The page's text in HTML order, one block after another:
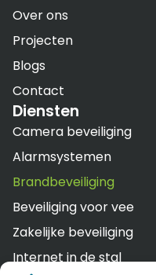
Over ons
Projecten
Blogs
Contact
Diensten
Camera beveiliging
Alarmsystemen
Brandbeveiliging
Beveiliging voor vee
Zakelijke beveiliging
Internet in de stal